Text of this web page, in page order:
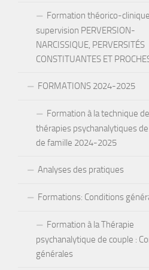
Formation théorico-
supervision PERVERSION-
NARCISSIQUE, PERVERSITÉS
CONSTITUANTES ET
FORMATIONS 2024-2025
Formation à la technique
thérapies psychanalytiques
de famille 2024-2025
Analyses des pratiques
Formations: Conditions
Formation à la Thérapie
psychanalytique de couple :
générales